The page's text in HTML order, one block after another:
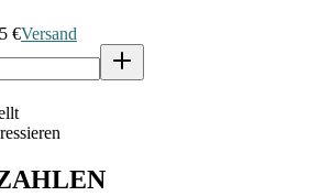
€Versand